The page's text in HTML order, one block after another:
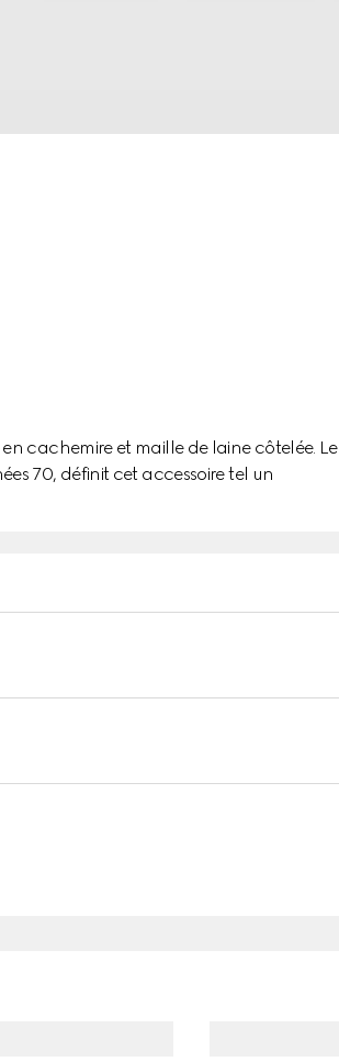
cachemire et maille de laine côtelée. Le
70, définit cet accessoire tel un